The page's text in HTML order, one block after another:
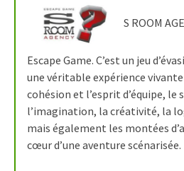
S ROOM
Escape Game. C’est un jeu
une véritable expérience
cohésion et l’esprit d’équipe, le
l’imagination, la créativité, la
mais également les montées
cœur d’une aventure scénarisée.